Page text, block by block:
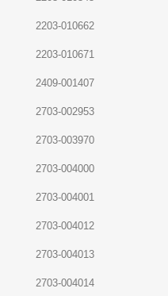
2203-010662
2203-010671
2409-001407
2703-002953
2703-003970
2703-004000
2703-004001
2703-004012
2703-004013
2703-004014